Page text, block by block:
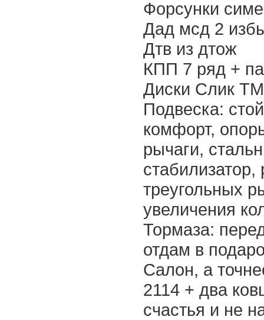
Форсунки
Дад мсд 2
Дтв из дтож
КПП 7 ряд +
Диски Слик
Подвеска:
комфорт,
рычаги,
стабилизатор,
треугольных
увеличения
Тормаза:
отдам в
Салон, а
2114 + два
счастья и не